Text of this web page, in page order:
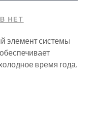
НЕТ
элемент системы
время года.